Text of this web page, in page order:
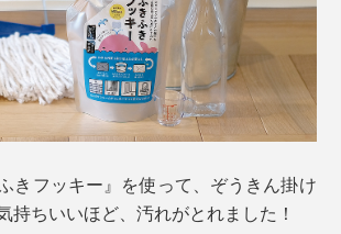
、掃除機やワイパーが入れない場所ま
実は、掃除に欠かせませんが、
が真っ黒になって、洗っても落ちな
たバケツの水も、すぐ真っ黒。なんど
きフッキー』を使って、ぞうきん掛け
ちいいほど、汚れがとれました！